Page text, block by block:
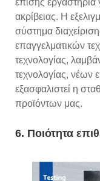
ακρίβειας. Η
σύστημα
επαγγελματικών
τεχνολογίας,
τεχνολογίας, νέων
εξασφαλιστεί η
προϊόντων μας.
6. Ποιότητα